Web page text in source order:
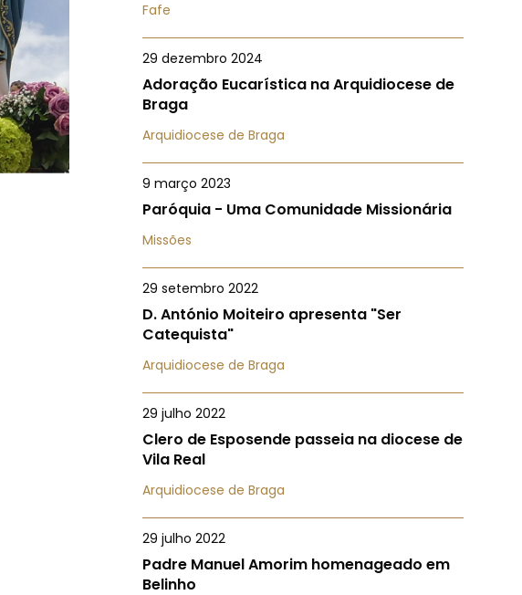
Fafe
29 dezembro 2024
Adoração Eucarística na Arquidiocese de
Braga
Arquidiocese de Braga
9 março 2023
Paróquia - Uma Comunidade Missionária
Missões
29 setembro 2022
D. António Moiteiro apresenta "Ser
Catequista"
Arquidiocese de Braga
29 julho 2022
Clero de Esposende passeia na diocese de
Vila Real
Arquidiocese de Braga
29 julho 2022
Padre Manuel Amorim homenageado em
Belinho